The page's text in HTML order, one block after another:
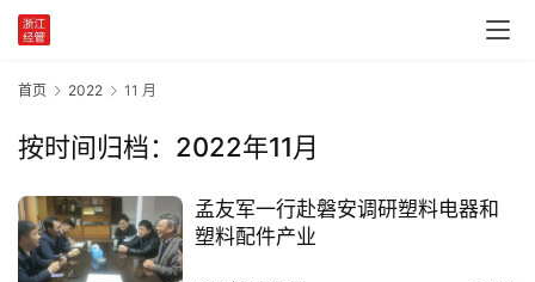
党
学
作
动
态
首页 2022 11 月
按时间归档：2022年11月
孟友军一行赴磐安调研塑料电器和
塑料配件产业